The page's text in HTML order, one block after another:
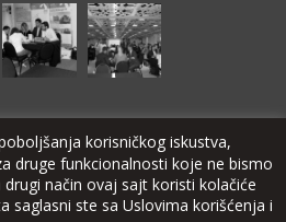
TRAKT DOO Bačka Topola
echolite.com
korisničkog iskustva,
druge funkcionalnosti koje ne bismo
način ovaj sajt koristi kolačiće
saglasni ste sa Uslovima korišćenja i